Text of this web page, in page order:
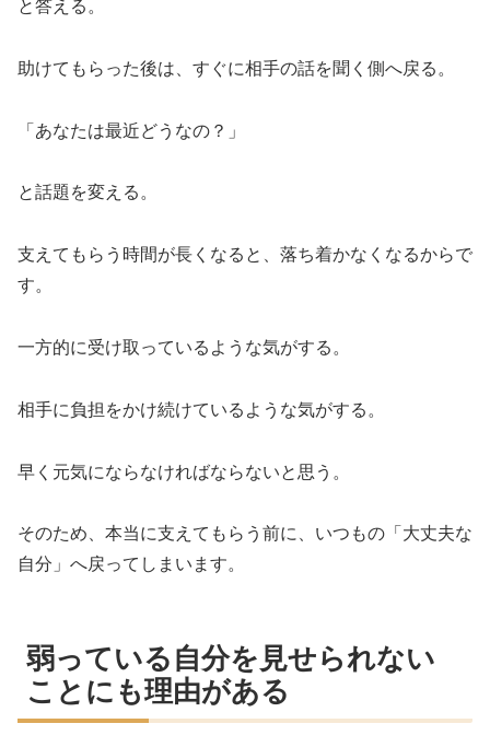
と答える。
助けてもらった後は、すぐに相手の話を聞く側へ戻る。
「あなたは最近どうなの？」
と話題を変える。
支えてもらう時間が長くなると、落ち着かなくなるからで
す。
一方的に受け取っているような気がする。
相手に負担をかけ続けているような気がする。
早く元気にならなければならないと思う。
そのため、本当に支えてもらう前に、いつもの「大丈夫な
自分」へ戻ってしまいます。
弱っている自分を見せられない
ことにも理由がある